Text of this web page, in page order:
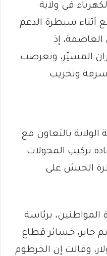
في ولاية
أثناء سيطرة الدعم
إذ
المسيّر، وتعرضت
سرقة وتخريب.
بالتعاون مع
تركيب المحولات
الجيش على
المواطنين، برئاسة
جابر، خسائر قطاع
468 مليون دولار، وقالت إن الخرطوم